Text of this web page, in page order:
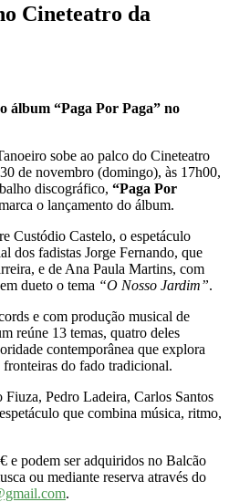
Cineteatro da
álbum “Paga Por Paga” no
sobe ao palco do Cineteatro
de novembro (domingo), às 17h00,
discográfico, “Paga Por
o lançamento do álbum.
Custódio Castelo, o espetáculo
dos fadistas Jorge Fernando, que
e de Ana Paula Martins, com
dueto o tema “O Nosso Jardim”.
e com produção musical de
reúne 13 temas, quatro deles
contemporânea que explora
fronteiras do fado tradicional.
Pedro Ladeira, Carlos Santos
que combina música, ritmo,
e podem ser adquiridos no Balcão
ou mediante reserva através do
.